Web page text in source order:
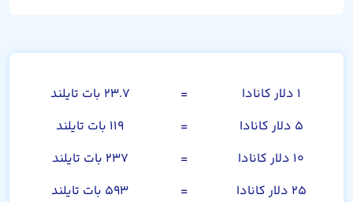
۱ دلار کانادا =
۲۳.۷ بات تایلند
۵ دلار کانادا
=
۱۱۹ بات تایلند
۱۰ دلار کانادا
=
۲۳۷ بات تایلند
۲۵ دلار کانادا
=
۵۹۳ بات تایلند